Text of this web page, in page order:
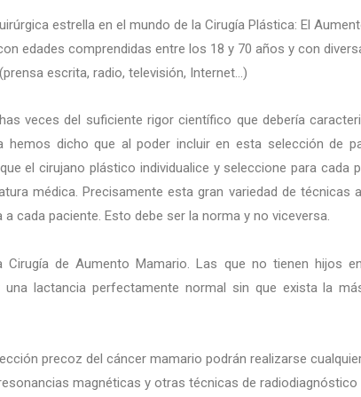
estrella en el mundo de la Cirugía Plástica: El
edades comprendidas entre los 18 y 70 años y con
escrita, radio, televisión, Internet…)
veces del suficiente rigor científico que debería
hemos dicho que al poder incluir en esta selección de
el cirujano plástico individualice y seleccione para cada
médica. Precisamente esta gran variedad de técnicas
cada paciente. Esto debe ser la norma y no viceversa.
de Aumento Mamario. Las que no tienen hijos
lactancia perfectamente normal sin que exista la
precoz del cáncer mamario podrán realizarse
magnéticas y otras técnicas de